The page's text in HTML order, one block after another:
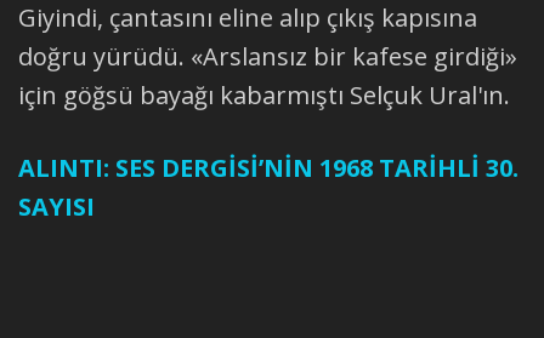
Giyindi, çantasını eline alıp çıkış kapısına
doğru yürüdü. «Arslansız bir kafese girdiği»
için göğsü bayağı kabarmıştı Selçuk Ural'ın.
ALINTI: SES DERGİSİ’NİN 1968 TARİHLİ 30.
SAYISI